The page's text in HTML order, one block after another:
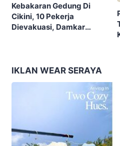
Kebakaran Gedung Di
Cikini, 10 Pekerja
Dievakuasi, Damkar
IKLAN WEAR SERAYA